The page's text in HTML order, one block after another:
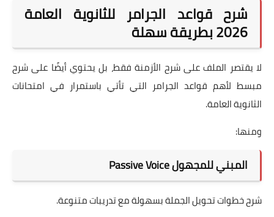
شرح قواعد الجرامر للثانوية العامة
2026 بطريقة سهلة
لا يقتصر الملف على شرح الأزمنة فقط، بل يحتوي أيضًا على شرح
مبسط لأهم قواعد الجرامر التي تأتي باستمرار في امتحانات
الثانوية العامة.
ومنها:
المبني للمجهول Passive Voice
شرح خطوات تحويل الجملة بسهولة مع تدريبات متنوعة.